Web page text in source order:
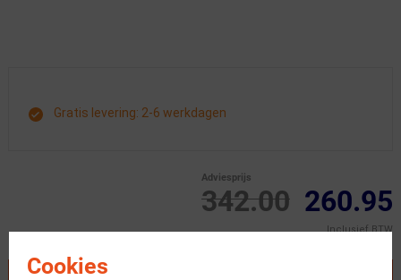
Cookies
Gratis levering: 2-6 werkdagen
342.00
Adviesprijs
260.95
Inclusief BTW